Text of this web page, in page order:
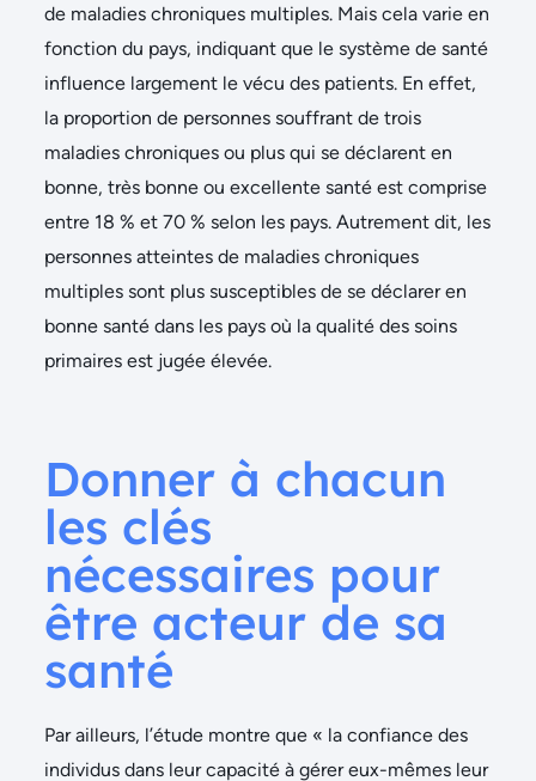
de maladies chroniques multiples. Mais cela varie en
fonction du pays, indiquant que le système de santé
influence largement le vécu des patients. En effet,
la proportion de personnes souffrant de trois
maladies chroniques ou plus qui se déclarent en
bonne, très bonne ou excellente santé est comprise
entre 18 % et 70 % selon les pays. Autrement dit, les
personnes atteintes de maladies chroniques
multiples sont plus susceptibles de se déclarer en
bonne santé dans les pays où la qualité des soins
primaires est jugée élevée.
Donner à chacun
les clés
nécessaires pour
être acteur de sa
santé
Par ailleurs, l’étude montre que « la confiance des
individus dans leur capacité à gérer eux-mêmes leur